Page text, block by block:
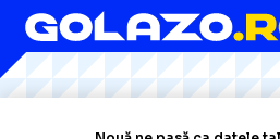
Citește mai mult
Citește mai mult
Citește mai mult
Citește mai mult
Citește mai mult
ARHIVA FOTBAL